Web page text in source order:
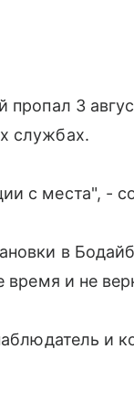
3
службах.
с места", -
в
время и не
и